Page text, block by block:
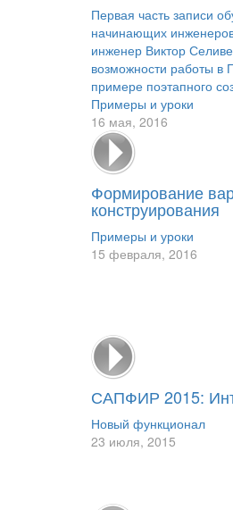
Первая часть записи
начинающих
инженер Виктор
возможности работы
примере поэтапного
Примеры и уроки
16 мая, 2016
Формирование
конструирования
Примеры и уроки
15 февраля, 2016
САПФИР 2015:
Новый функционал
23 июля, 2015